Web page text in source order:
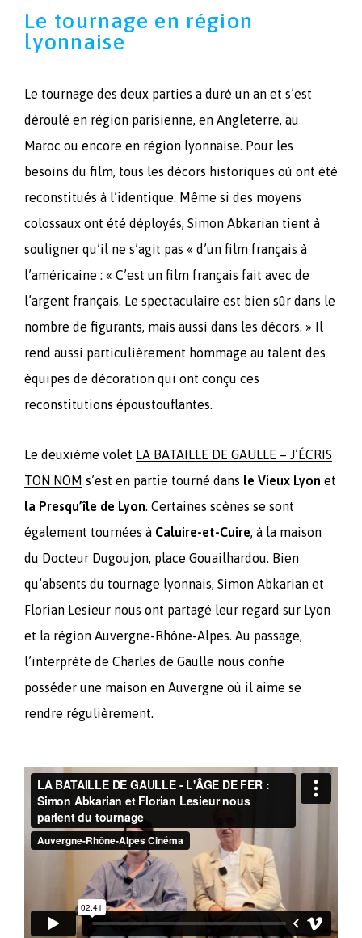
Le tournage en région
lyonnaise
Le tournage des deux parties a duré un an et s’est
déroulé en région parisienne, en Angleterre, au
Maroc ou encore en région lyonnaise. Pour les
besoins du film, tous les décors historiques où ont été
reconstitués à l’identique. Même si des moyens
colossaux ont été déployés, Simon Abkarian tient à
souligner qu’il ne s’agit pas « d’un film français à
l’américaine : « C’est un film français fait avec de
l’argent français. Le spectaculaire est bien sûr dans le
nombre de figurants, mais aussi dans les décors. » Il
rend aussi particulièrement hommage au talent des
équipes de décoration qui ont conçu ces
reconstitutions époustouflantes.
Le deuxième volet LA BATAILLE DE GAULLE – J’ÉCRIS
TON NOM s’est en partie tourné dans le Vieux Lyon et
la Presqu’île de Lyon. Certaines scènes se sont
également tournées à Caluire-et-Cuire, à la maison
du Docteur Dugoujon, place Gouailhardou. Bien
qu’absents du tournage lyonnais, Simon Abkarian et
Florian Lesieur nous ont partagé leur regard sur Lyon
et la région Auvergne-Rhône-Alpes. Au passage,
l’interprète de Charles de Gaulle nous confie
posséder une maison en Auvergne où il aime se
rendre régulièrement.